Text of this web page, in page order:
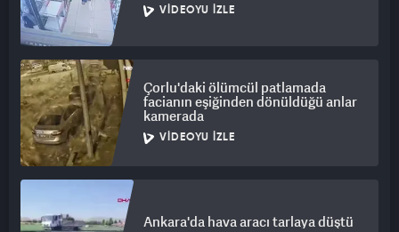
VIDEOYU İZLE
Çorlu'daki ölümcül patlamada
facianın eşiğinden dönüldüğü anlar
kamerada
VIDEOYU İZLE
Ankara'da hava aracı tarlaya düştü